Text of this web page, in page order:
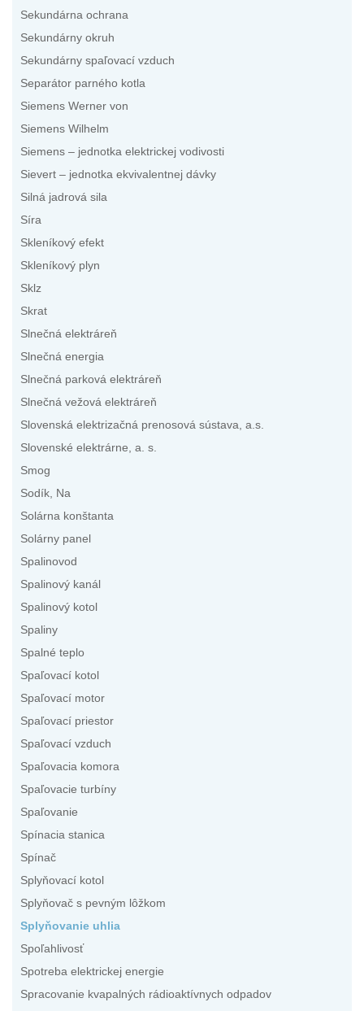
Sekundárna ochrana
Sekundárny okruh
Sekundárny spaľovací vzduch
Separátor parného kotla
Siemens Werner von
Siemens Wilhelm
Siemens – jednotka elektrickej vodivosti
Sievert – jednotka ekvivalentnej dávky
Silná jadrová sila
Síra
Skleníkový efekt
Skleníkový plyn
Sklz
Skrat
Slnečná elektráreň
Slnečná energia
Slnečná parková elektráreň
Slnečná vežová elektráreň
Slovenská elektrizačná prenosová sústava, a.s.
Slovenské elektrárne, a. s.
Smog
Sodík, Na
Solárna konštanta
Solárny panel
Spalinovod
Spalinový kanál
Spalinový kotol
Spaliny
Spalné teplo
Spaľovací kotol
Spaľovací motor
Spaľovací priestor
Spaľovací vzduch
Spaľovacia komora
Spaľovacie turbíny
Spaľovanie
Spínacia stanica
Spínač
Splyňovací kotol
Splyňovač s pevným lôžkom
Splyňovanie uhlia
Spoľahlivosť
Spotreba elektrickej energie
Spracovanie kvapalných rádioaktívnych odpadov